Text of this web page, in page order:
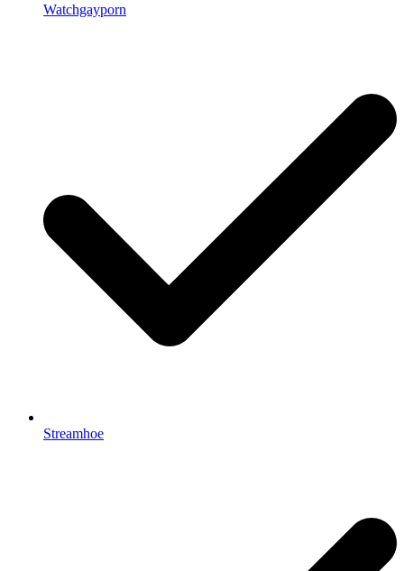
Watchgayporn
Streamhoe